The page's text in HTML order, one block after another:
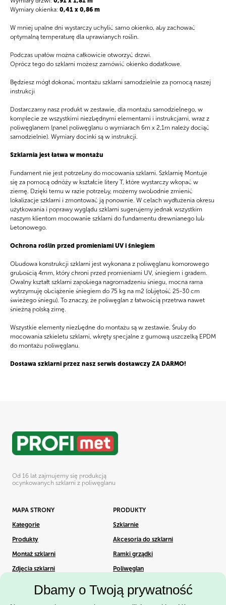
Wymiary okienka: 0,41 х 0,86 m
W mniej upalne dni wystarczy uchylić samo okienko, aby zachować
optymalną temperaturę dla uprawianych roślin.
Podczas upałów można całkowicie otworzyć drzwi.
Oprócz tego do szklarni możesz zamówić okienko dodatkowe.
Będziesz mógł dokonać montażu szklarni samodzielnie za pomocą naszej
instrukcji
Dostarczamy nasz produkt w zestawie, dla montażu samodzielnego, w
komplecie ze wszystkimi niezbędnymi elementami i instrukcjami, wraz z
poliwęglanem (panel poliwęglanu o wymiarach 6m x 2,1m należy dociąć
samodzielnie). Wymiary docinki są w instrukcji.
Szklarnia jest łatwa w montażu
Fundament nie jest potrzebny do mocowania szklarni. Szklarnię Montuje
się za pomocą odnóży w kształcie litery T, które wystarczy wkopać w
ziemę. Dzięki temu w razie potrzeby, możemy swobodnie zmienić
lokalizacje szklarni i zmontować ją ponownie. W celach wydłużenia okresu
użytkowania i poprawy wyglądu szklarni sugerujemy jednak wszystkim
naszym klientom mocowanie szklarni do fundamentu drewnianego lub
betonowego.
Ochrona roślin przed promieniami UV i śniegiem
Obudowa konstrukcji szklarni jest wykonana z poliwęglanu komorowego
grubością 4mm, który chroni przed promieniami UV, śniegiem i gradem.
Owalny kształt szklarni zapobiega nagromadzeniu śniegu, mocna rama
wytrzymuję obciążenie śniegiem do 75 kg na m2 (objętość 25-30 cm
świeżego śniegu). To znaczy, że poliwęglan z łatwością przetrwa nawet
śnieżną polską zimę.
Wszystkie elementy niezbędne do montażu są w zestawie. Śruby do
mocowania szkieletu szklarni, wkręty specjalne z gumową uszczelką EPDM
do montażu poliwęglanu.
Dostawa szklarni przez nasz serwis dostawczy ZA DARMO!
Od 16 lat zajmujemy się produkcją
ocynkowanych szklarni z poliwęglanu
MAPA STRONY
Kategorie
Produkty
Montaż szklarni
Zdjęcia szklarni
PRODUKTY
Szklarnie
Akcesoria do szklarni
Ramki grządki
Poliwęglan
Dbamy o Twoją prywatność